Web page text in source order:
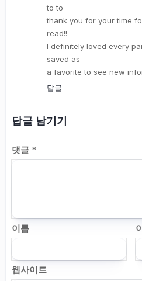
to to
thank you for your time
read!!
I definitely loved every
saved as
a favorite to see new
답글
답글 남기기
댓글 *
이름
웹사이트